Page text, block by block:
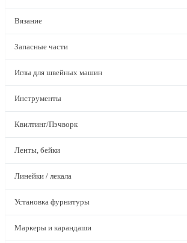
Вязание
Запасные части
Иглы для швейных машин
Инструменты
Квилтинг/Пэчворк
Ленты, бейки
Линейки / лекала
Установка фурнитуры
Маркеры и карандаши